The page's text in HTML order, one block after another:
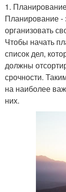
1.
Планирование -
организовать
Чтобы начать
список дел,
должны
срочности.
на наиболее
них.